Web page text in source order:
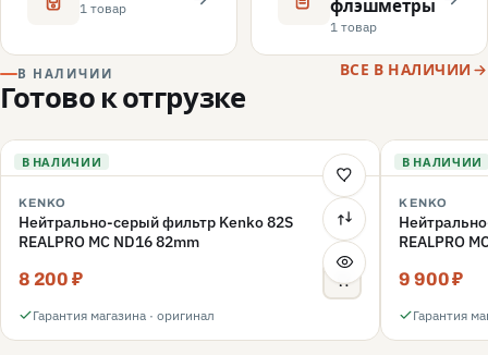
1 товар
флэшметры
1 товар
В НАЛИЧИИ
Готово к отгрузке
ВСЕ В НАЛИЧИИ
В НАЛИЧИИ
KENKO
Нейтрально-серый фильтр Kenko 82S
REALPRO MC ND16 82mm
8 200 ₽
Гарантия магазина · оригинал
В НАЛИЧИИ
KENKO
REALPRO
9 900 ₽
Гарантия